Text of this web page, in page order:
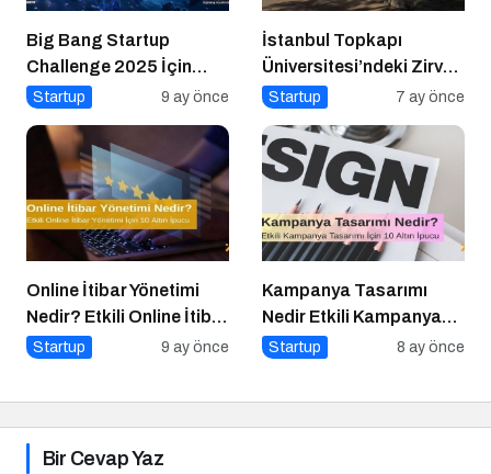
Big Bang Startup
Challenge 2025 İçin
Geri Sayım Başladı
Startup 9 ay önce
İstanbul Topkapı
Üniversitesi’ndeki Zirve
ve Ödül Töreni Yoğun
Startup 7 ay önce
Online İtibar Yönetimi
Nedir? Etkili Online İtibar
Yönetimi İçin 10 Altın
Startup 9 ay önce
Kampanya Tasarımı
Nedir Etkili Kampanya
Tasarımı İçin 10 Altın
Startup 8 ay önce
Bir Cevap Yaz